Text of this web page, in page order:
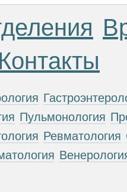
Контакты
Пульмонология
Ревматология